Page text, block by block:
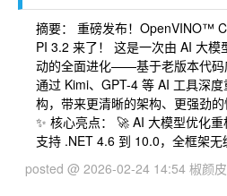
摘要： 重磅发布！OpenVINO™
PI 3.2 来了！ 这是一次由 AI 大模
动的全面进化——基于老版本代码
通过 Kimi、GPT-4 等 AI 工具深度
构，带来更清晰的架构、更强劲的
✨ 核心亮点： 🚀 AI 大模型优化
支持 .NET 4.6 到 10.0，全框架无
posted @ 2026-02-24 14:54 椒颜